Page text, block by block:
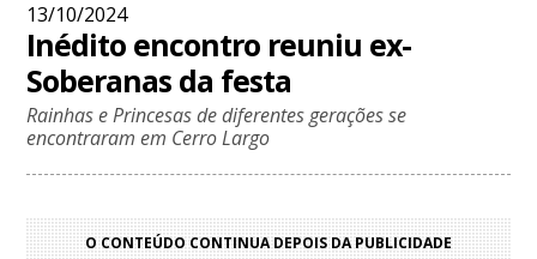
13/10/2024
Inédito encontro reuniu ex-
Soberanas da festa
Rainhas e Princesas de diferentes gerações se
encontraram em Cerro Largo
O CONTEÚDO CONTINUA DEPOIS DA PUBLICIDADE